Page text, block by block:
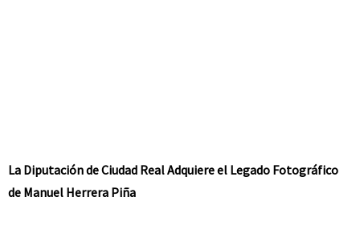
La Diputación de Ciudad Real Adquiere el Legado Fotográfico
de Manuel Herrera Piña